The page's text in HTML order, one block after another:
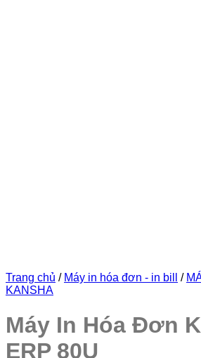
Trang chủ / Máy in hóa đơn - in bill /
KANSHA
Máy In Hóa Đơn
ERP 80U